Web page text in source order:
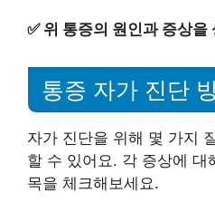
✅ 위 통증의 원인과 증상을
통증 자가 진단
자가 진단을 위해 몇 가지
할 수 있어요. 각 증상에 대
목을 체크해보세요.